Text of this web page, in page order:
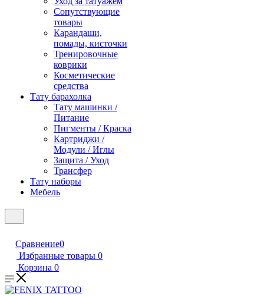
Сопутствующие
товары
Карандаши,
помады, кисточки
Тренировочные
коврики
Косметические
средства
Тату барахолка
Тату машинки /
Питание
Пигменты / Краска
Картриджи /
Модули / Иглы
Защита / Уход
Трансфер
Тату наборы
Мебель
Сравнение0
Избранные товары 0
Корзина 0